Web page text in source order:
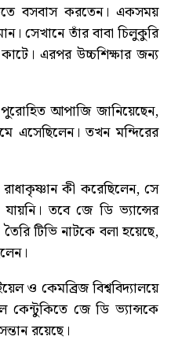
বসবাস করতেন। একসময়
সেখানে তাঁর বাবা চিলুকুরি
এরপর উচ্চশিক্ষার জন্য
আপাজি জানিয়েছেন,
এসেছিলেন। তখন মন্দিরের
রাধাকৃষ্ণান কী করেছিলেন, সে
তবে জে ডি ভ্যান্সের
টিভি নাটকে বলা হয়েছে,
ও কেমব্রিজ বিশ্ববিদ্যালয়ে
কেন্টুকিতে জে ডি ভ্যান্সকে
রয়েছে।